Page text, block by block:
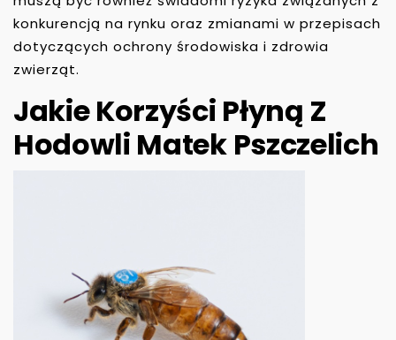
konkurencją na rynku oraz zmianami w przepisach
dotyczących ochrony środowiska i zdrowia
zwierząt.
Jakie Korzyści Płyną Z
Hodowli Matek Pszczelich